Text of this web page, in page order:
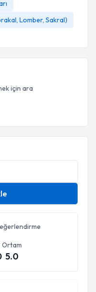
Lomber, Sakral)
için ara
Ortam
5.0